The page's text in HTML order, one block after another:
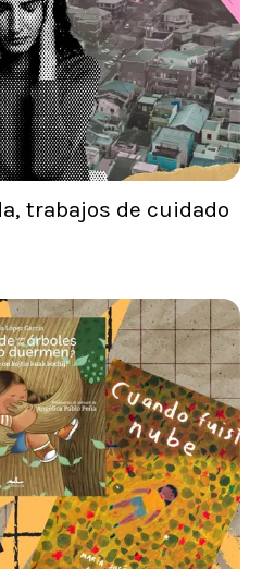
trabajos de cuidado